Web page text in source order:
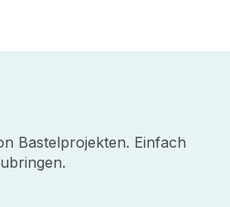
Bastelprojekten. Einfach